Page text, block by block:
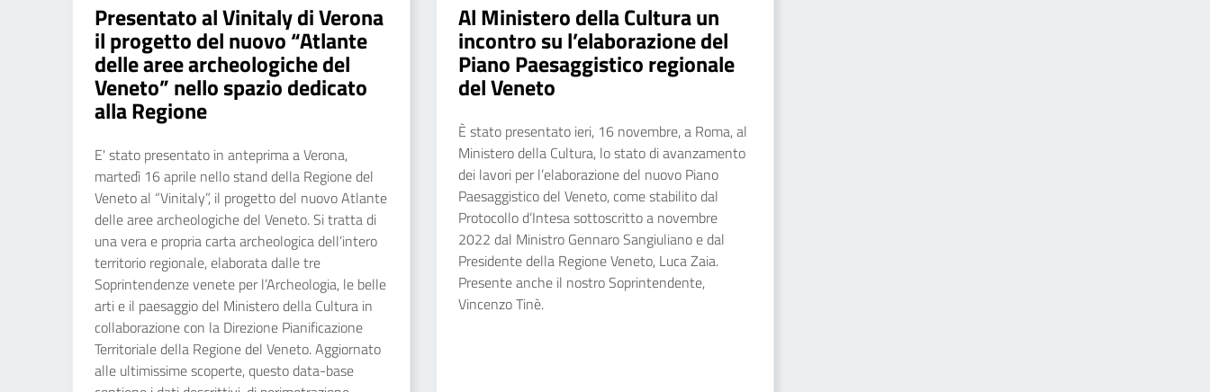
Presentato al Vinitaly di Verona
il progetto del nuovo “Atlante
delle aree archeologiche del
Veneto” nello spazio dedicato
alla Regione
E' stato presentato in anteprima a Verona,
martedì 16 aprile nello stand della Regione del
Veneto al “Vinitaly”, il progetto del nuovo Atlante
delle aree archeologiche del Veneto. Si tratta di
una vera e propria carta archeologica dell’intero
territorio regionale, elaborata dalle tre
Soprintendenze venete per l’Archeologia, le belle
arti e il paesaggio del Ministero della Cultura in
collaborazione con la Direzione Pianificazione
Territoriale della Regione del Veneto. Aggiornato
alle ultimissime scoperte, questo data-base
Al Ministero della Cultura un
incontro su l’elaborazione del
Piano Paesaggistico regionale
del Veneto
È stato presentato ieri, 16 novembre, a Roma, al
Ministero della Cultura, lo stato di avanzamento
dei lavori per l’elaborazione del nuovo Piano
Paesaggistico del Veneto, come stabilito dal
Protocollo d’Intesa sottoscritto a novembre
2022 dal Ministro Gennaro Sangiuliano e dal
Presidente della Regione Veneto, Luca Zaia.
Presente anche il nostro Soprintendente,
Vincenzo Tinè.